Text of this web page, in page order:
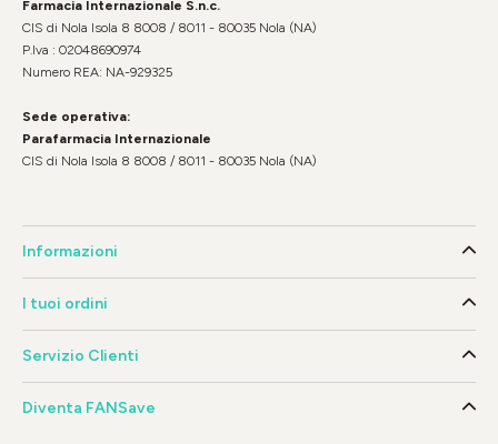
Farmacia Internazionale S.n.c.
CIS di Nola Isola 8 8008 / 8011 - 80035 Nola (NA)
P.Iva : 02048690974
Numero REA: NA-929325
Sede operativa:
Parafarmacia Internazionale
CIS di Nola Isola 8 8008 / 8011 - 80035 Nola (NA)
Informazioni
I tuoi ordini
Servizio Clienti
Diventa FANSave